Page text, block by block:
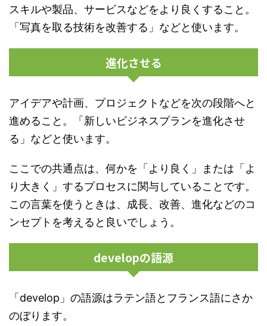
スキルや製品、サービスなどをより良くすること。
「写真を取る技術を改善する」などと使います。
進化させる
アイデアや計画、プロジェクトなどを次の段階へと
進めること。「新しいビジネスプランを進化させ
る」などと使います。
ここでの共通点は、何かを「より良く」または「よ
り大きく」するプロセスに関与していることです。
この言葉を使うときは、成長、改善、進化などのコ
ンセプトを考えると良いでしょう。
developの語源
「develop」の語源はラテン語とフランス語にさか
のぼります。